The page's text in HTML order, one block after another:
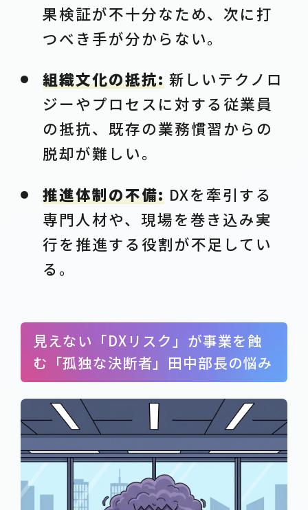
果検証が不十分なため、次に打
つべき手が分からない。
組織文化の抵抗:新しいテクノロ
ジーやプロセスに対する従業員
の抵抗、既存の業務慣習からの
脱却が難しい。
推進体制の不備:DXを牽引する
専門人材や、現場を巻き込み実
行を推進する役割が不足してい
る。
見えない「DXリスク」が事業を蝕
む「孤独な決断者」田中部長の悩み